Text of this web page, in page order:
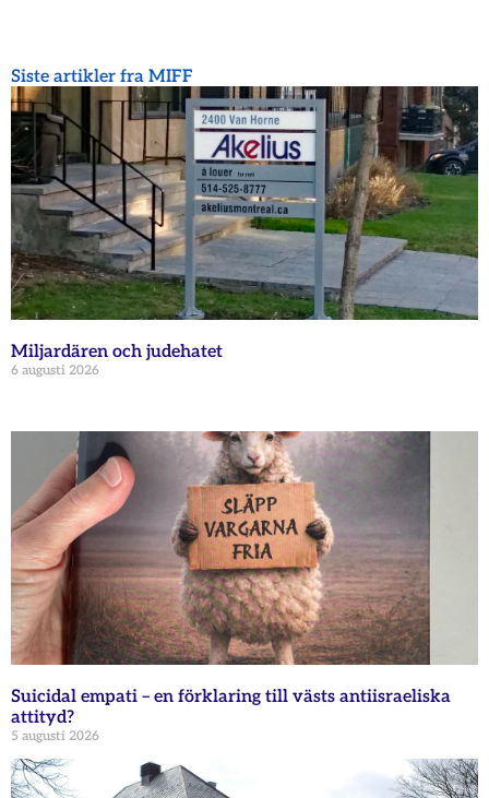
Siste artikler fra MIFF
Miljardären och judehatet
6 augusti 2026
Suicidal empati – en förklaring till västs antiisraeliska
attityd?
5 augusti 2026